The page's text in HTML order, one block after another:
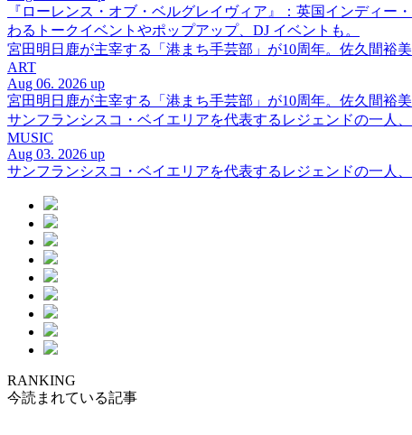
『ローレンス・オブ・ベルグレイヴィア』：英国インディ
わるトークイベントやポップアップ、DJ イベントも。
宮田明日鹿が主宰する「港まち手芸部」が10周年。佐久間裕
ART
Aug 06. 2026 up
宮田明日鹿が主宰する「港まち手芸部」が10周年。佐久間裕
サンフランシスコ・ベイエリアを代表するレジェンドの一人
MUSIC
Aug 03. 2026 up
サンフランシスコ・ベイエリアを代表するレジェンドの一人
RANKING
今読まれている記事